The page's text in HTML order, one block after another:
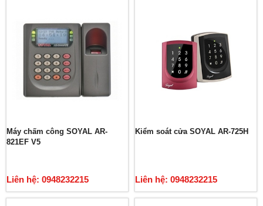
Máy chấm công SOYAL AR-
821EF V5
Liên hệ: 0948232215
Kiểm soát cửa SOYAL AR-725H
Liên hệ: 0948232215